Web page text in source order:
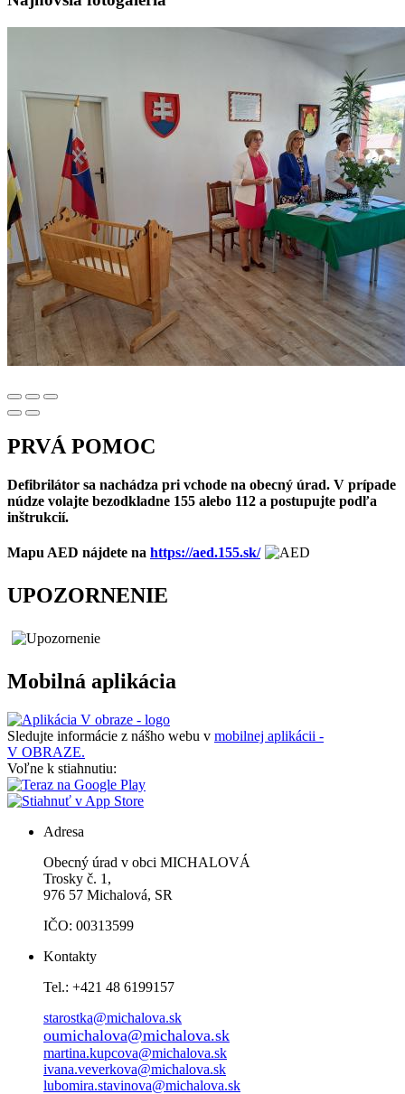
PRVÁ POMOC
Defibrilátor sa nachádza pri vchode na obecný úrad. V prípade
núdze volajte bezodkladne 155 alebo 112 a postupujte podľa
inštrukcií.
Mapu AED nájdete na https://aed.155.sk/
UPOZORNENIE
Mobilná aplikácia
Sledujte informácie z nášho webu v mobilnej aplikácii -
V OBRAZE.
Voľne k stiahnutiu:
Adresa
Obecný úrad v obci MICHALOVÁ
Trosky č. 1,
976 57 Michalová, SR
IČO: 00313599
Kontakty
Tel.: +421 48 6199157
starostka@michalova.sk
oumichalova@michalova.sk
martina.kupcova@michalova.sk
ivana.veverkova@michalova.sk
lubomira.stavinova@michalova.sk